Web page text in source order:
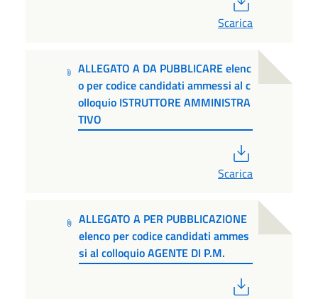
Scarica
ALLEGATO A DA PUBBLICARE elenc
o per codice candidati ammessi al c
olloquio ISTRUTTORE AMMINISTRA
TIVO
Scarica
ALLEGATO A PER PUBBLICAZIONE
elenco per codice candidati ammes
si al colloquio AGENTE DI P.M.